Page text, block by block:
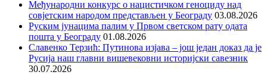
Међународни конкурс о нацистичком геноциду над
совјетским народом представљен у Београду 03.08.2026
Руским јунацима палим у Првом светском рату одата
пошта у Београду 01.08.2026
Славенко Терзић: Путинова изјава – још један доказ да је
Русија наш главни вишевековни историјски савезник
30.07.2026